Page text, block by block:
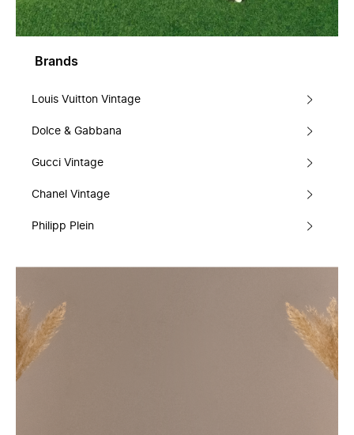
Brands
Louis Vuitton Vintage
Dolce & Gabbana
Gucci Vintage
Chanel Vintage
Philipp Plein